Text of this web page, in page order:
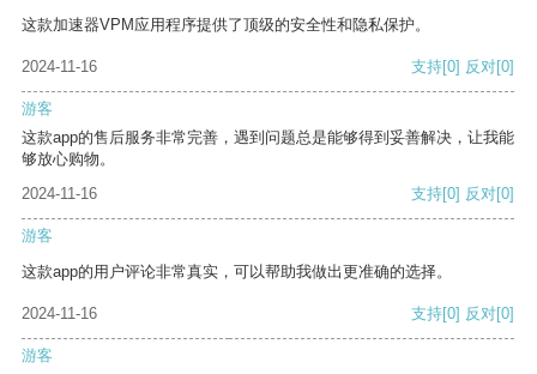
这款加速器VPM应用程序提供了顶级的安全性和隐私保护。
2024-11-16 支持[0] 反对[0]
游客
这款app的售后服务非常完善，遇到问题总是能够得到妥善解决，让我能
够放心购物。
2024-11-16
支持[0] 反对[0]
游客
这款app的用户评论非常真实，可以帮助我做出更准确的选择。
2024-11-16 支持[0] 反对[0]
游客